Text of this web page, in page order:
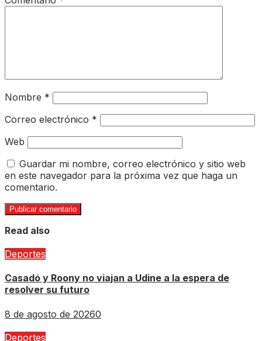
Nombre *
Correo electrónico *
Web
Guardar mi nombre, correo electrónico y sitio web
en este navegador para la próxima vez que haga un
comentario.
Read also
Deportes
Casadó y Roony no viajan a Udine a la espera de
resolver su futuro
8 de agosto de 20260
Deportes